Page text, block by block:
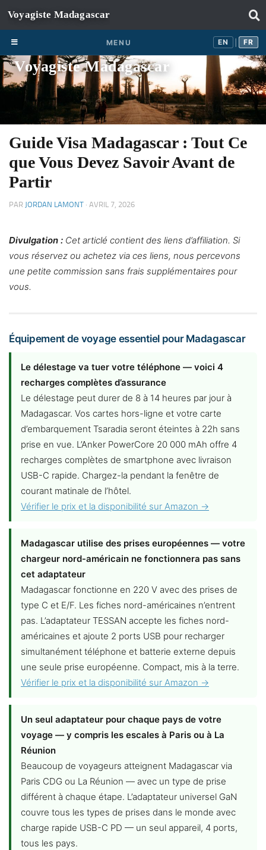
Skip to content
MENU EN FR
Voyagiste Madagascar
Guide Visa Madagascar : Tout Ce
que Vous Devez Savoir Avant de
Partir
PAR JORDAN LAMONT · AVRIL 7, 2026
Divulgation : Cet articlé contient des liens d’affiliation. Si
vous réservez ou achetez via ces liens, nous percevons
une petite commission sans frais supplémentaires pour
vous.
Équipement de voyage essentiel pour Madagascar
Le délestage va tuer votre téléphone — voici 4
recharges complètes d’assurance
Le délestage peut durer de 8 à 14 heures par jour à
Madagascar. Vos cartes hors-ligne et votre carte
d’embarquement Tsaradia seront éteintes à 22h sans
prise en vue. L’Anker PowerCore 20 000 mAh offre 4
recharges complètes de smartphone avec livraison
USB-C rapide. Chargez-la pendant la fenêtre de
courant matinale de l’hôtel.
Vérifier le prix et la disponibilité sur Amazon →
Madagascar utilise des prises européennes — votre
chargeur nord-américain ne fonctionnera pas sans
cet adaptateur
Madagascar fonctionne en 220 V avec des prises de
type C et E/F. Les fiches nord-américaines n’entrent
pas. L’adaptateur TESSAN accepte les fiches nord-
américaines et ajoute 2 ports USB pour recharger
simultanément téléphone et batterie externe depuis
une seule prise européenne. Compact, mis à la terre.
Vérifier le prix et la disponibilité sur Amazon →
Un seul adaptateur pour chaque pays de votre
voyage — y compris les escales à Paris ou à La
Réunion
Beaucoup de voyageurs atteignent Madagascar via
Paris CDG ou La Réunion — avec un type de prise
différent à chaque étape. L’adaptateur universel GaN
couvre tous les types de prises dans le monde avec
charge rapide USB-C PD — un seul appareil, 4 ports,
tous les pays.